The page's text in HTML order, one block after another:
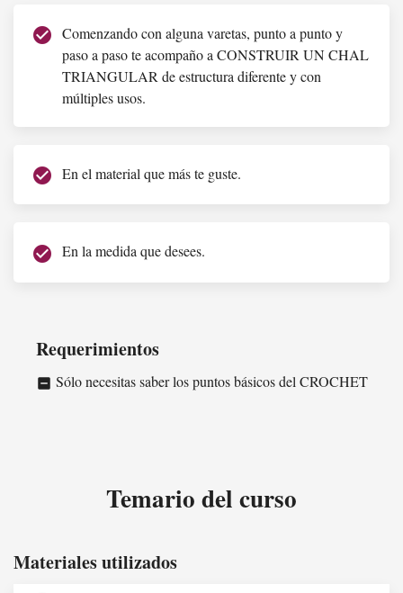
check_circle Comenzando con alguna varetas, punto a punto y
paso a paso te acompaño a CONSTRUIR UN CHAL
TRIANGULAR de estructura diferente y con
múltiples usos.
check_circle En el material que más te guste.
check_circle En la medida que desees.
Requerimientos
indeterminate_check_box Sólo necesitas saber los puntos básicos del CROCHET
Temario del curso
Materiales utilizados